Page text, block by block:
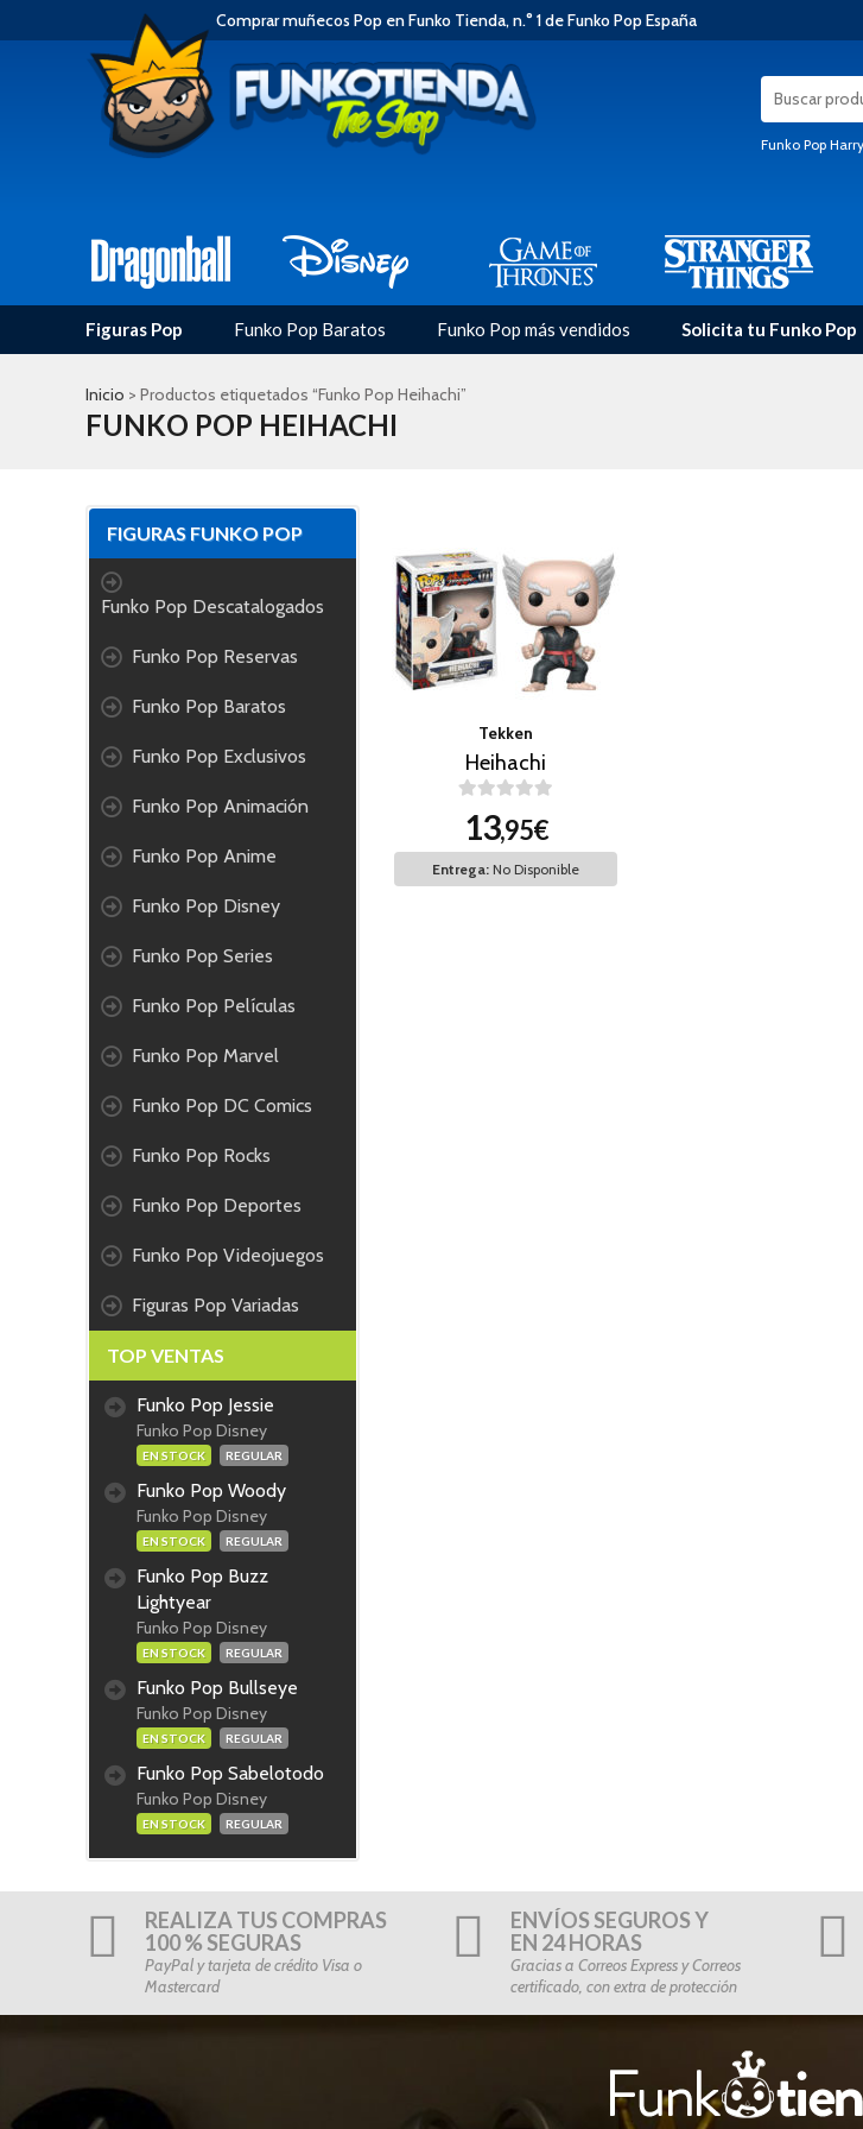
Comprar muñecos Pop en Funko Tienda, n.° 1 de Funko Pop España
Funko Pop
Figuras Pop Funko Pop Baratos Funko Pop más vendidos Solicita tu Funko Pop
Inicio > Productos etiquetados “Funko Pop Heihachi”
FUNKO POP HEIHACHI
FIGURAS FUNKO POP
Funko Pop Descatalogados
Funko Pop Reservas
Funko Pop Baratos
Funko Pop Exclusivos
Funko Pop Animación
Funko Pop Anime
Funko Pop Disney
Funko Pop Series
Funko Pop Películas
Funko Pop Marvel
Funko Pop DC Comics
Funko Pop Rocks
Funko Pop Deportes
Funko Pop Videojuegos
Figuras Pop Variadas
TOP VENTAS
Funko Pop Jessie
Funko Pop Disney
EN STOCK REGULAR
Funko Pop Woody
Funko Pop Disney
EN STOCK REGULAR
Funko Pop Buzz
Lightyear
Funko Pop Disney
EN STOCK REGULAR
Funko Pop Bullseye
Funko Pop Disney
EN STOCK REGULAR
Funko Pop Sabelotodo
Funko Pop Disney
EN STOCK REGULAR
Tekken
Heihachi
13,95€
Entrega: No Disponible
REALIZA TUS COMPRAS
100 % SEGURAS
PayPal y tarjeta de crédito Visa o
Mastercard
ENVÍOS SEGUROS Y
EN 24 HORAS
Gracias a Correos Express y Correos
certificado, con extra de protección